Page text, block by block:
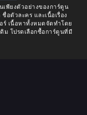
เพียงตัวอย่างของการ์ตูน
ตัวละคร และเนื้อเรื่อง
ร์ เนื้อหาทั้งหมดจัดทำโดย
ม โปรดเลือกซื้อการ์ตูนที่มี